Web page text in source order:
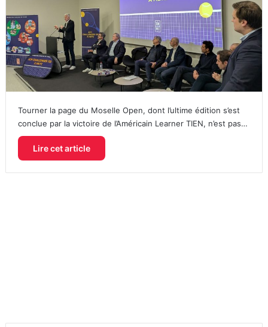
Tourner la page du Moselle Open, dont l’ultime édition s’est
conclue par la victoire de l’Américain Learner TIEN, n’est pas…
Lire cet article